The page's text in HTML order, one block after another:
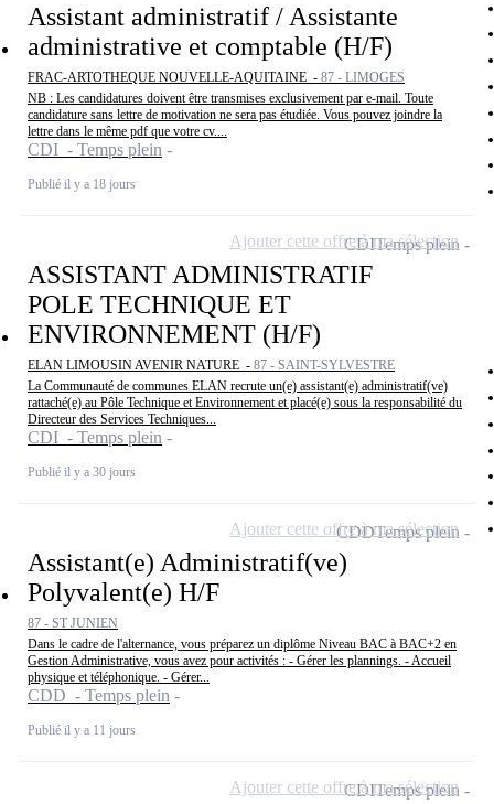
Assistant administratif / Assistante
administrative et comptable (H/F)
FRAC-ARTOTHEQUE NOUVELLE-AQUITAINE - 87 - LIMOGES
NB : Les candidatures doivent être transmises exclusivement par e-mail. Toute
candidature sans lettre de motivation ne sera pas étudiée. Vous pouvez joindre la
lettre dans le même pdf que votre cv....
CDI - Temps plein
Publié il y a 18 jours
ASSISTANT ADMINISTRATIF
POLE TECHNIQUE ET
ENVIRONNEMENT (H/F)
ELAN LIMOUSIN AVENIR NATURE - 87 - SAINT-SYLVESTRE
La Communauté de communes ELAN recrute un(e) assistant(e) administratif(ve)
rattaché(e) au Pôle Technique et Environnement et placé(e) sous la responsabilité du
Directeur des Services Techniques...
CDI - Temps plein
Publié il y a 30 jours
CDITemps plein
Ajouter cette offre à ma sélection
Assistant(e) Administratif(ve)
Polyvalent(e) H/F
87 - ST JUNIEN
Dans le cadre de l'alternance, vous préparez un diplôme Niveau BAC à BAC+2 en
Gestion Administrative, vous avez pour activités : - Gérer les plannings. - Accueil
physique et téléphonique. - Gérer...
CDD - Temps plein
Publié il y a 11 jours
CDDTemps plein
Ajouter cette offre à ma sélection
CDITemps plein
Ajouter cette offre à ma sélection